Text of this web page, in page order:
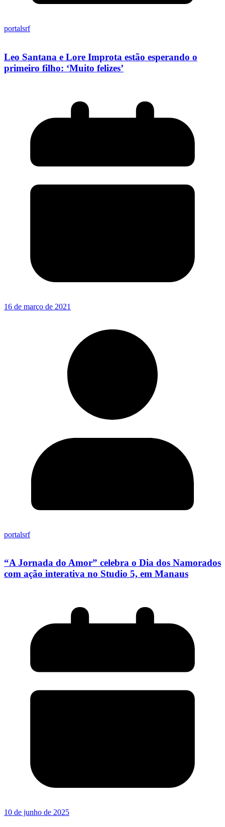
portalsrf
Leo Santana e Lore Improta estão esperando o
primeiro filho: ‘Muito felizes’
16 de março de 2021
portalsrf
“A Jornada do Amor” celebra o Dia dos Namorados
com ação interativa no Studio 5, em Manaus
10 de junho de 2025